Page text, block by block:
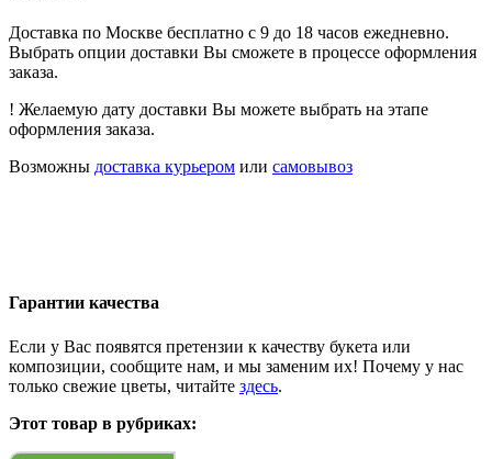
Доставка по Москве бесплатно с 9 до 18 часов ежедневно.
Выбрать опции доставки Вы сможете в процессе оформления
заказа.
! Желаемую дату доставки Вы можете выбрать на этапе
оформления заказа.
Возможны доставка курьером или самовывоз
Гарантии качества
Если у Вас появятся претензии к качеству букета или
композиции, сообщите нам, и мы заменим их! Почему у нас
только свежие цветы, читайте здесь.
Этот товар в рубриках: